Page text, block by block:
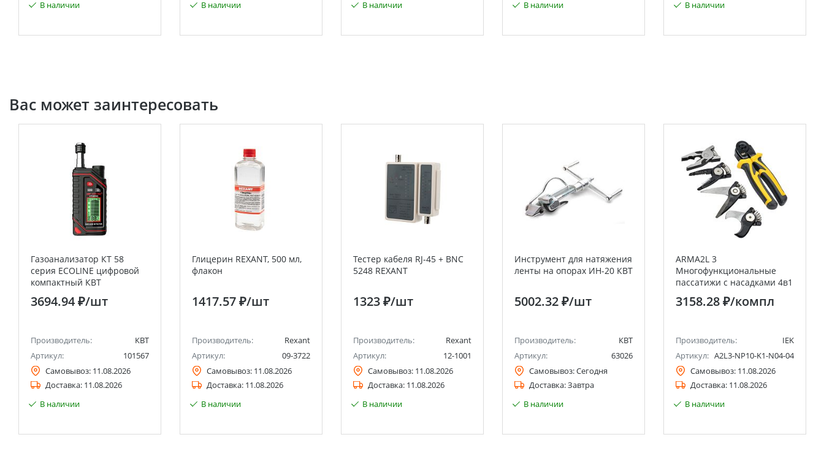
В наличии
В наличии
В наличии
В наличии
В наличии
Вас может заинтересовать
Газоанализатор КТ 58
серия ECOLINE цифровой
компактный КВТ
3694.94 ₽/шт
Производитель:
КВТ
Артикул:
101567
Самовывоз: 11.08.2026
Доставка: 11.08.2026
В наличии
Глицерин REXANT, 500 мл,
флакон
1417.57 ₽/шт
Производитель:
Rexant
Артикул:
09-3722
Самовывоз: 11.08.2026
Доставка: 11.08.2026
В наличии
Тестер кабеля RJ-45 + BNC
5248 REXANT
1323 ₽/шт
Производитель:
Rexant
Артикул:
12-1001
Самовывоз: 11.08.2026
Доставка: 11.08.2026
В наличии
Инструмент для натяжения
ленты на опорах ИН-20 КВТ
5002.32 ₽/шт
Производитель:
КВТ
Артикул:
63026
Самовывоз:Сегодня
Доставка:Завтра
В наличии
ARMA2L 3
Многофункциональные
пассатижи с насадками 4в1
3158.28 ₽/компл
Производитель:
IEK
Артикул: A2L3-NP10-K1-N04-04
Самовывоз: 11.08.2026
Доставка: 11.08.2026
В наличии